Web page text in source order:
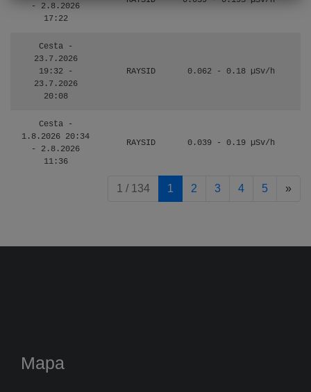
- 2.8.2026
17:22
Cesta -
23.7.2026
19:32 -
23.7.2026
20:08
RAYSID 0.062 - 0.18 µSv/h
Cesta -
1.8.2026 20:34
- 2.8.2026
11:36
RAYSID 0.039 - 0.19 µSv/h
1 / 134 1 2 3 4 5 »
Mapa